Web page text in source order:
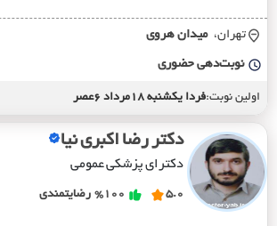
تهران، ميدان هروي
نوبت‌دهی حضوری
اولین نوبت:فردا یکشنبه 18مرداد 6عصر
دکتر رضا اکبری نیا
دکترای پزشکی عمومی
5.0
%100 رضایتمندی